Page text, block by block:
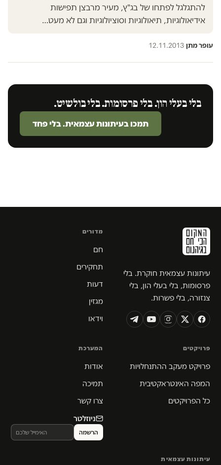
להתגלגל לפתחו של בג"ץ, מעיר מרבצן תפישות
אידיאולוגיות, תיאולוגיות וסוציולוגיות וגם לא מעט…
עופר מתן·
12.11.2013
בלי בעלי הון. בלי פרסומות. בלי בולשיט.
תמכו בעיתונות עצמאית. בלי פחד
עיתונות עצמאית חוקרת. בלי
פרסומות, בלי בעלי הון, בלי
צנזורה, בלי פשרות.
מדורים
חם
תחקירים
דעות
מגזין
וידאו
פרויקטים
פרויקט מעקב ההתנחלויות
המפה האינטראקטיבית
כל הפרויקטים
המערכת
אודות
תמיכה
צרו קשר
ניוזלטר
עיתונות עצמאית